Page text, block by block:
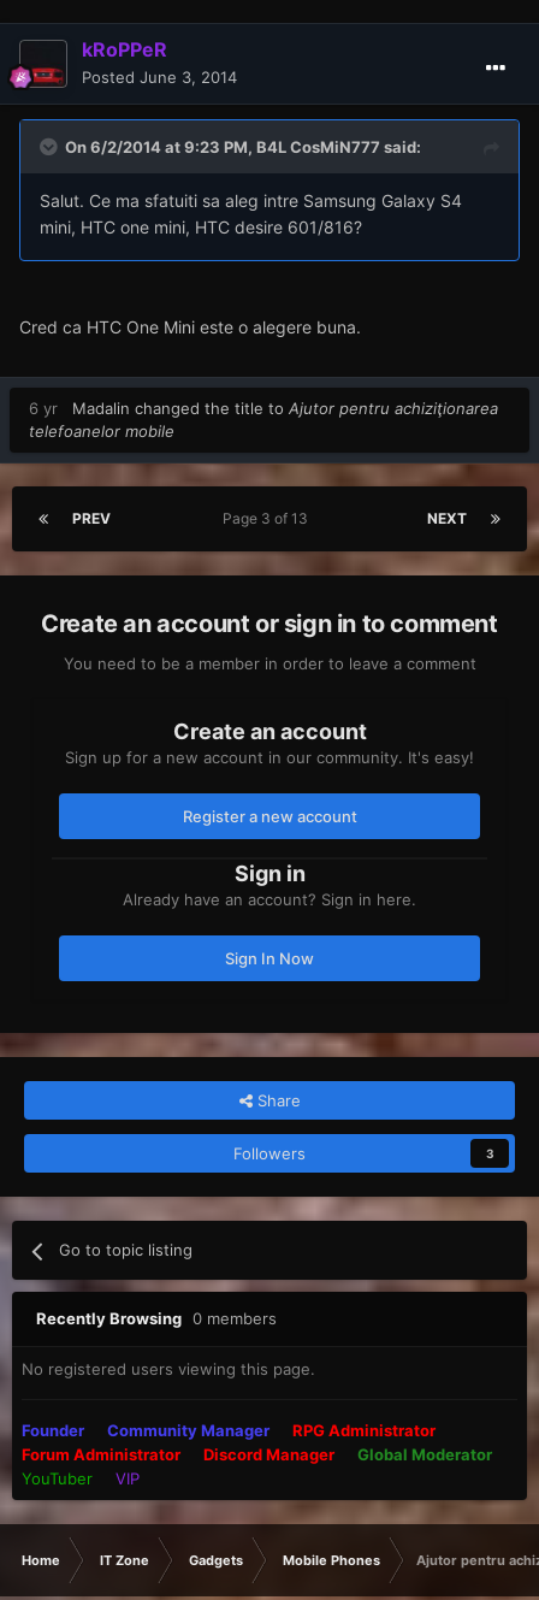
kRoPPeR
Posted June 3, 2014
On 6/2/2014 at 9:23 PM, B4L CosMiN777 said:
Salut. Ce ma sfatuiti sa aleg intre Samsung Galaxy S4
mini, HTC one mini, HTC desire 601/816?
Cred ca HTC One Mini este o alegere buna.
6 yr Madalin changed the title to Ajutor pentru achiziţionarea
telefoanelor mobile
PREV NEXT
Page 3 of 13
Create an account or sign in to comment
You need to be a member in order to leave a comment
Create an account
Sign up for a new account in our community. It's easy!
Register a new account
Sign in
Already have an account? Sign in here.
Sign In Now
Share
Followers 3
Go to topic listing
Recently Browsing 0 members
No registered users viewing this page.
Founder Community Manager
RPG Administrator
Forum Administrator
Discord Manager
Global Moderator
YouTuber
VIP
Home IT Zone Gadgets Mobile Phones Ajutor pentru